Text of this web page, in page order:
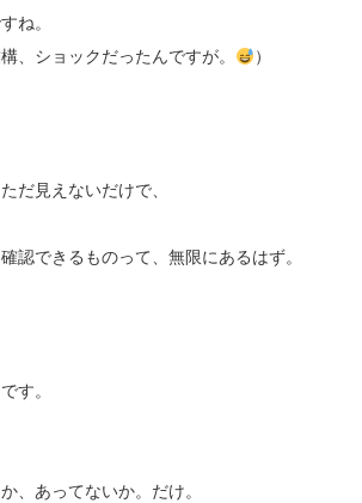
ね。
、ショックだったんですが。
）
だ見えないだけで、
認できるものって、 無限にあるはず。
す。
、あってないか。だけ。